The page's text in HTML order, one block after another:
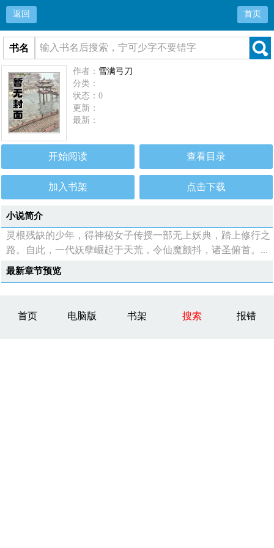
返回 首页
书名
作者： 雪满弓刀
分类：
状态：0
更新：
最新：
开始阅读 查看目录
加入书架 点击下载
小说简介
灵根残缺的少年，得神秘女子传授一部无上妖典，踏上修行之
路。自此，一代妖孽崛起于天荒，令仙魔颤抖，诸圣俯首。...
最新章节预览
首页 电脑版 书架 搜索 报错